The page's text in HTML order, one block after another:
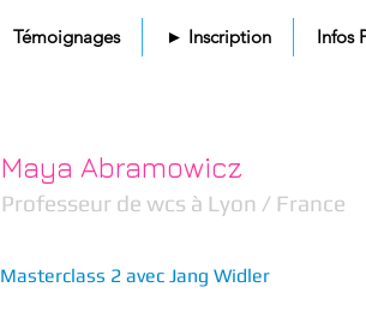
Témoignages ► Inscription Infos
Maya Abramowicz
Professeur de wcs à Lyon / France
Masterclass 2 avec Jang Widler